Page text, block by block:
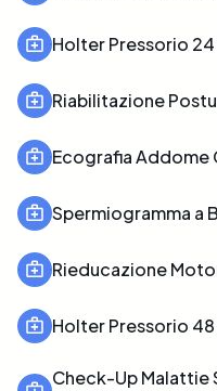
Holter Pressorio
Riabilitazione
Ecografia Addome
Spermiogramma a
Rieducazione
Holter Pressorio
Check-Up Malattie